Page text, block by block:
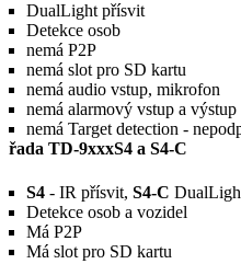
DualLight přísvit
Detekce osob
nemá P2P
nemá slot pro SD kartu
nemá audio vstup, mikrofon
nemá alarmový vstup a výstup
nemá Target detection -
řada TD-9xxxS4 a S4-C
S4 - IR přísvit, S4-C
Detekce osob a vozidel
Má P2P
Má slot pro SD kartu